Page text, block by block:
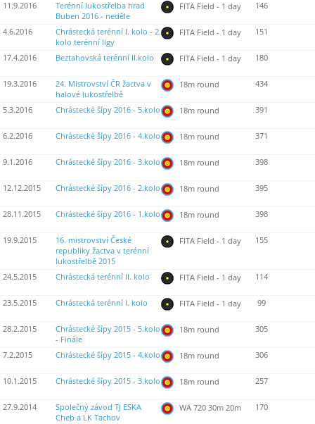
11.9.2016
Terénní lukostřelba hrad
Buben 2016 - neděle
FITA Field - 1 day 146
4.6.2016
Chrástecká terénní I. kolo - 2.
kolo terénní ligy
FITA Field - 1 day 151
17.4.2016 Beztahovská terénní II.kolo FITA Field - 1 day 180
19.3.2016
24. Mistrovství ČR žactva v
halové lukostřelbě
18m round 434
5.3.2016 Chrástecké šípy 2016 - 5.kolo 18m round 391
6.2.2016 Chrástecké šípy 2016 - 4.kolo 18m round 371
9.1.2016 Chrástecké šípy 2016 - 3.kolo 18m round 398
12.12.2015 Chrástecké šípy 2016 - 2.kolo 18m round 395
28.11.2015 Chrástecké šípy 2016 - 1.kolo 18m round 398
19.9.2015
16. mistrovství České
republiky žactva v terénní
lukostřelbě 2015
FITA Field - 1 day 155
24.5.2015 Chrástecká terénní II. kolo FITA Field - 1 day 114
23.5.2015 Chrástecká terénní I. kolo FITA Field - 1 day 99
28.2.2015
Chrástecké šípy 2015 - 5.kolo
- Finále
18m round 305
7.2.2015 Chrástecké šípy 2015 - 4.kolo 18m round 306
10.1.2015 Chrástecké šípy 2015 - 3.kolo 18m round 257
27.9.2014
Společný závod TJ ESKA
Cheb a LK Tachov
WA 720 30m 20m 170